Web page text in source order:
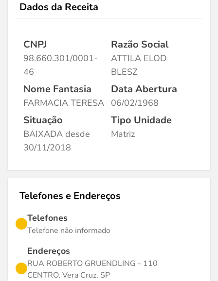
Dados da Receita
CNPJ
98.660.301/0001-
46
Razão Social
ATTILA ELOD
BLESZ
Nome Fantasia
FARMACIA TERESA
Data Abertura
06/02/1968
Situação
BAIXADA desde
30/11/2018
Tipo Unidade
Matriz
Telefones e Endereços
Telefones
Telefone não informado
Endereços
RUA ROBERTO GRUENDLING - 110
CENTRO, Vera Cruz, SP